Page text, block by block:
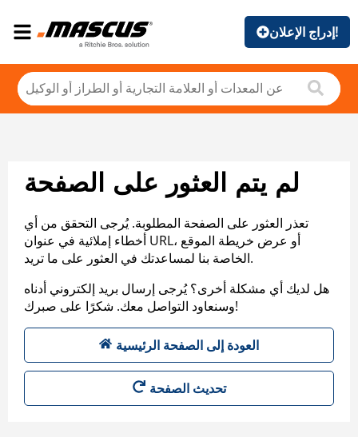
إدراج الإعلان!
لم يتم العثور على الصفحة
تعذر العثور على الصفحة المطلوبة. يُرجى التحقق من أي
أخطاء إملائية في عنوان URL، أو عرض خريطة الموقع
الخاصة بنا لمساعدتك في العثور على ما تريد.
هل لديك أي مشكلة أخرى؟ يُرجى إرسال بريد إلكتروني أدناه
وسنعاود التواصل معك. شكرًا على صبرك!
العودة إلى الصفحة الرئيسية
تحديث الصفحة